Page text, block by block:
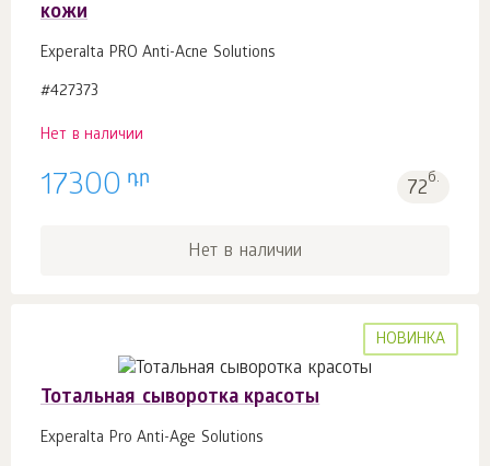
кожи
Experalta PRO Anti-Acne Solutions
#427373
Нет в наличии
17300 դր 72б.
Нет в наличии
НОВИНКА
Тотальная сыворотка красоты
Experalta Pro Anti-Age Solutions